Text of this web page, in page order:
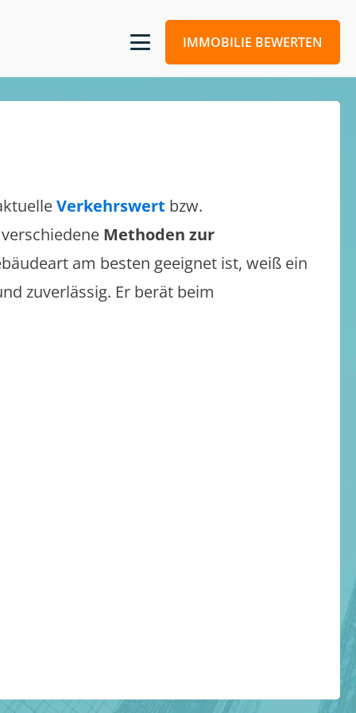
IMMOBILIE BEWERTEN
Verkehrswert bzw.
Methoden zur
am besten geeignet ist, weiß ein
zuverlässig. Er berät beim